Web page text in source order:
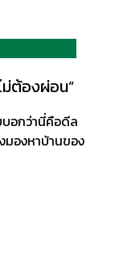
ต้องผ่อน”
บอกว่านี่คือดีล
มองหาบ้านของ